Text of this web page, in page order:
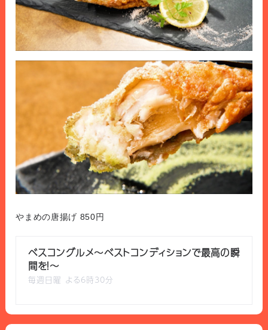
やまめの唐揚げ 850円
ベスコングルメ〜ベストコンディションで最高の瞬
間を！〜
毎週日曜 よる6時30分